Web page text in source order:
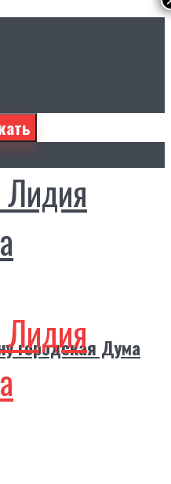
Лидия
городская Дума
Лидия